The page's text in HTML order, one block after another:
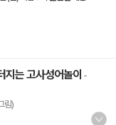
지는 고사성어놀이 -
림)